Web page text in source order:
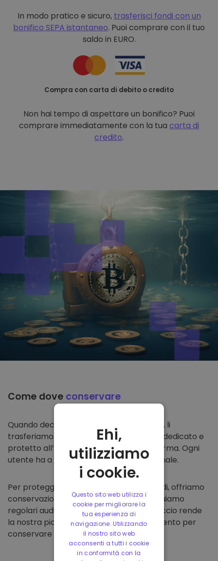
In modo pratico e sicuro, trasferisci fondi con un
bonifico SEPA istantaneo. Puoi comprare con il tuo
saldo in EURO.
Compra con carta di debito o credito
Non hai tempo di aspettare un bonifico? Puoi
comprare immediatamente con la tua carta di
credito.
Come dove conservare
Quando decidi di comprare su
, li
trasferiamo direttamente nel tuo wallet dedicato e
protetto all’interno della nostra piattaforma. Ogni
utente ha a disposizione un wallet personale.
Per proteggere i nostri clienti e i loro fondi, offriamo
conservazione offline protetta ed effettuiamo
regolari audit di sicurezza. Questo approccio rende
la nostra piattaforma un punto di riferimento per
conservare e altre criptovalute.
Ehi,
utilizziamo
i cookie.
Questo sito web utilizza i
cookie per migliorare la
tua esperienza di
navigazione. Utilizzando
il nostro sito web
acconsenti a tutti i cookie
in conformità con la